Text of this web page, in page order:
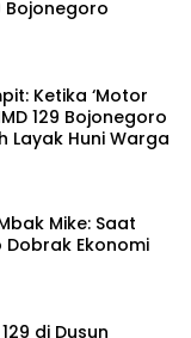
Bojonegoro
Ketika ‘Motor
129 Bojonegoro
Layak Huni Warga
Mike: Saat
Dobrak Ekonomi
di Dusun